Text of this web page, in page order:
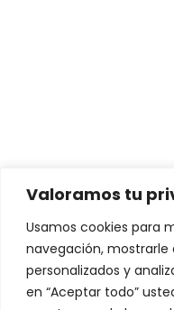
Valoramos tu
Usamos cookies para
navegación,
personalizados y
en “Aceptar todo”